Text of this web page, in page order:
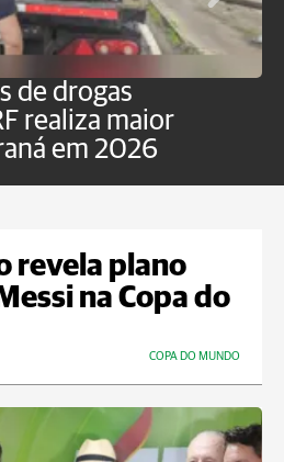
de drogas
realiza maior
em 2026
revela plano
na Copa do
COPA DO MUNDO